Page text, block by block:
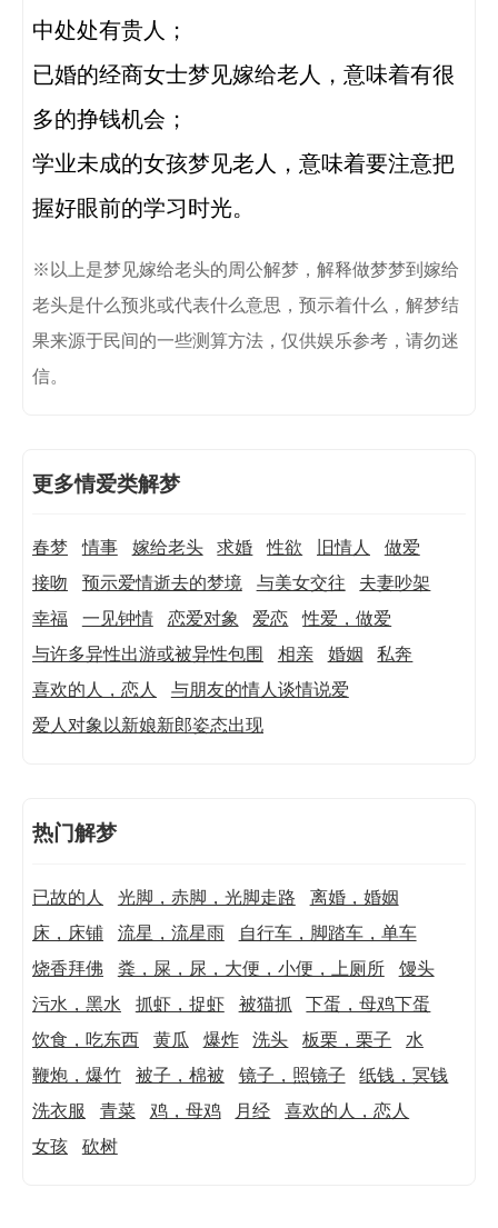
中处处有贵人；
已婚的经商女士梦见嫁给老人，意味着有很
多的挣钱机会；
学业未成的女孩梦见老人，意味着要注意把
握好眼前的学习时光。
※以上是梦见嫁给老头的周公解梦，解释做梦梦到嫁给
老头是什么预兆或代表什么意思，预示着什么，解梦结
果来源于民间的一些测算方法，仅供娱乐参考，请勿迷
信。
更多情爱类解梦
春梦 情事 嫁给老头 求婚 性欲 旧情人
做爱
接吻
预示爱情逝去的梦境 与美女交往
夫妻吵架
幸福
一见钟情 恋爱对象 爱恋
性爱，做爱
与许多异性出游或被异性包围
相亲 婚姻
私奔
喜欢的人，恋人
与朋友的情人谈情说爱
爱人对象以新娘新郎姿态出现
热门解梦
已故的人 光脚，赤脚，光脚走路
离婚，婚姻
床，床铺
流星，流星雨
自行车，脚踏车，单车
烧香拜佛
粪，屎，尿，大便，小便，上厕所
馒头
污水，黑水
抓虾，捉虾 被猫抓
下蛋，母鸡下蛋
饮食，吃东西
黄瓜 爆炸 洗头 板栗，栗子
水
鞭炮，爆竹
被子，棉被 镜子，照镜子
纸钱，冥钱
洗衣服
青菜 鸡，母鸡 月经
喜欢的人，恋人
女孩
砍树